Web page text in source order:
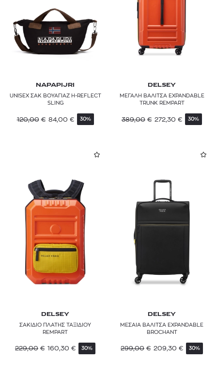
NAPAPIJRI
UNISEX ΣΑΚ ΒΟΥΑΓΙΑΖ H-REFLECT
SLING
120,00 € 84,00 € 30%
DELSEY
ΜΕΓΑΛΗ ΒΑΛΙΤΣΑ EXPANDABLE
TRUNK REMPART
389,00 € 272,30 € 30%
DELSEY
ΣΑΚΙΔΙΟ ΠΛΑΤΗΣ ΤΑΞΙΔΙΟΥ
REMPART
229,00 € 160,30 € 30%
DELSEY
ΜΕΣΑΙΑ ΒΑΛΙΤΣΑ EXPANDABLE
BROCHANT
299,00 € 209,30 € 30%